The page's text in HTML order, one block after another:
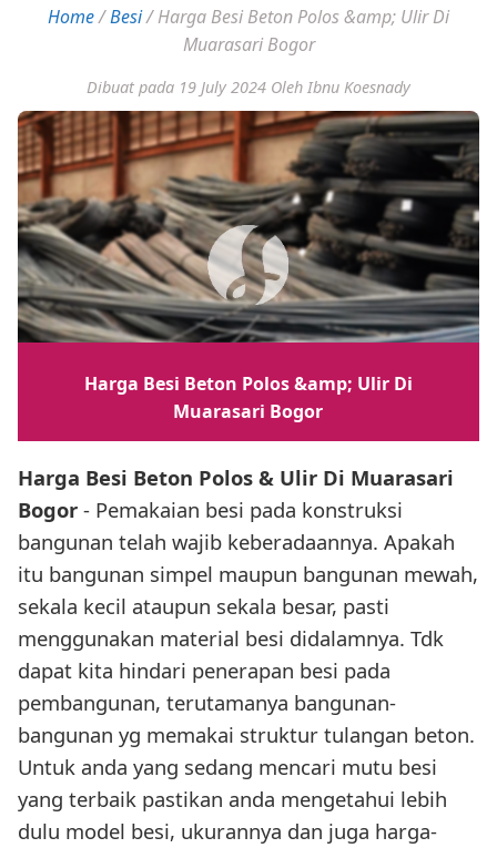
Home/Besi/Harga Besi Beton Polos &amp; Ulir Di
Muarasari Bogor
Dibuat pada 19 July 2024 Oleh Ibnu Koesnady
Harga Besi Beton Polos &amp; Ulir Di
Muarasari Bogor
Harga Besi Beton Polos & Ulir Di Muarasari
Bogor - Pemakaian besi pada konstruksi
bangunan telah wajib keberadaannya. Apakah
itu bangunan simpel maupun bangunan mewah,
sekala kecil ataupun sekala besar, pasti
menggunakan material besi didalamnya. Tdk
dapat kita hindari penerapan besi pada
pembangunan, terutamanya bangunan-
bangunan yg memakai struktur tulangan beton.
Untuk anda yang sedang mencari mutu besi
yang terbaik pastikan anda mengetahui lebih
dulu model besi, ukurannya dan juga harga-